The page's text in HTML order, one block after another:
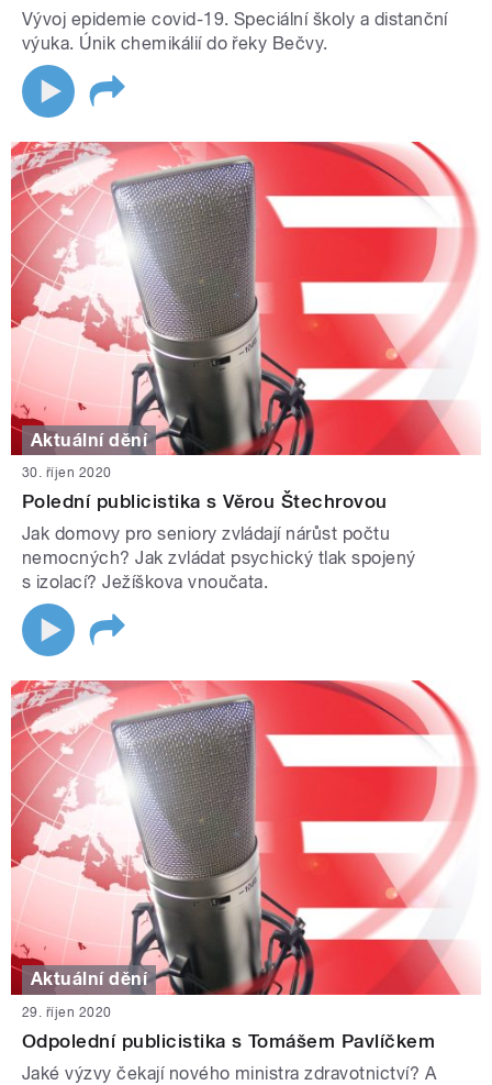
Vývoj epidemie covid-19. Speciální školy a distanční
výuka. Únik chemikálií do řeky Bečvy.
Aktuální dění
30. říjen 2020
Polední publicistika s Věrou Štechrovou
Jak domovy pro seniory zvládají nárůst počtu
nemocných? Jak zvládat psychický tlak spojený
s izolací? Ježíškova vnoučata.
Aktuální dění
29. říjen 2020
Odpolední publicistika s Tomášem Pavlíčkem
Jaké výzvy čekají nového ministra zdravotnictví? A